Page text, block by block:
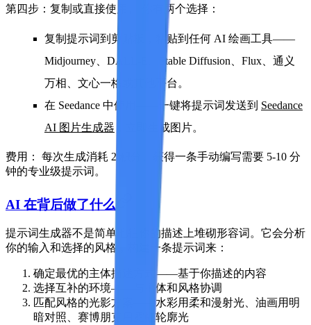
第四步：复制或直接使用。 你有两个选择：
复制 提示词到剪贴板，粘贴到任何 AI 绘画工具——
Midjourney、DALL-E、Stable Diffusion、Flux、通义
万相、文心一格或其他平台。
在 Seedance 中使用
——一键将提示词发送到 Seedance
AI 图片生成器 ，立即生成图片。
费用：
每次生成消耗 2 积分。获得一条手动编写需要 5-10 分
钟的专业级提示词。
AI 在背后做了什么
提示词生成器不是简单地往你的描述上堆砌形容词。它会分析
你的输入和选择的风格，构建一条提示词来：
确定最优的主体描述方式
——基于你描述的内容
选择互补的环境——与主体和风格协调
匹配风格的光影方案
——水彩用柔和漫射光、油画用明
暗对照、赛博朋克用霓虹轮廓光